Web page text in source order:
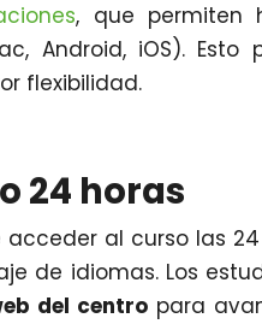
, que permiten
Android, iOS).
flexibilidad.
24 horas
acceder al curso las
de idiomas. Los
del centropara